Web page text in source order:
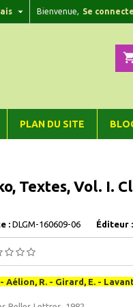
Bienvenue, Se

PLAN DU SITE
Textes, Vol. I.
: DLGM-160609-06 Éditeur :
Aélion, R. - Girard, E. -